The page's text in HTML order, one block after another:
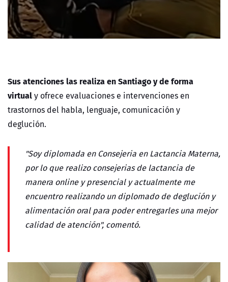
Sus atenciones las realiza en Santiago y de forma
virtualy ofrece evaluaciones e intervenciones en
trastornos del habla, lenguaje, comunicación y
deglución.
"Soy diplomada en Consejeria en Lactancia Materna,
por lo que realizo consejerias de lactancia de
manera online y presencial y actualmente me
encuentro realizando un diplomado de deglución y
alimentación oral para poder entregarles una mejor
calidad de atención", comentó.